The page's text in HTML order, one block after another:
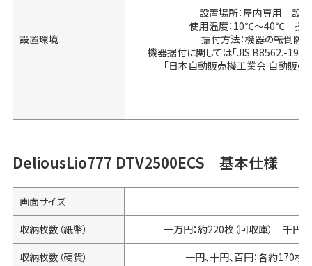
設置環境
設置場所：屋内専用 設置
使用温度：10℃～40℃ 接地
据付方法：機器の転倒防
機器据付に関しては「JIS.B8562.-
「日本自動販売機工業会 自動販売
DeliousLio777 DTV2500ECS 基本仕様
画面サイズ
収納枚数（紙幣）
一万円：約220枚（回収庫） 千円
収納枚数（硬貨）
一円、十円、百円：各約